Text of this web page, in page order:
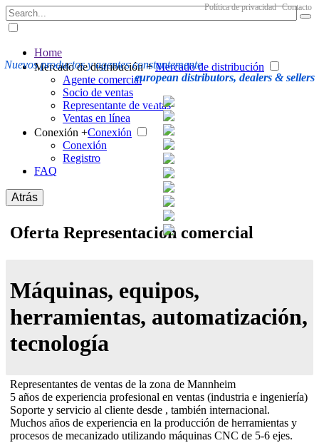
Nuevos productos y agentes constantemente
european distributors, dealers & sellers
Política de privacidad Contacto
Home
Mercado de distribución + Mercado de distribución
Agente comercial
Socio de ventas
Representante de ventas
Ventas en línea
Conexión +Conexión
Conexión
Registro
FAQ
Atrás
Oferta Representacion comercial
Máquinas, equipos,
herramientas, automatización,
tecnología
Representantes de ventas de la zona de Mannheim
5 años de experiencia profesional en ventas (industria e ingeniería)
Soporte y servicio al cliente desde , también internacional.
Muchos años de experiencia en la producción de herramientas y
procesos de mecanizado utilizando máquinas CNC de 5-6 ejes.